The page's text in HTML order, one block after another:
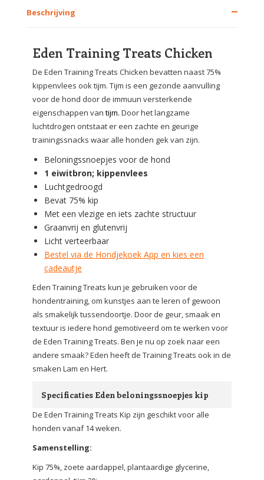
Beschrijving
Eden Training Treats Chicken
De Eden Training Treats Chicken bevatten naast 75%
kippenvlees ook tijm. Tijm is een gezonde aanvulling
voor de hond door de immuun versterkende
eigenschappen van tijm. Door het langzame
luchtdrogen ontstaat er een zachte en geurige
trainingssnacks waar alle honden gek van zijn.
Beloningssnoepjes voor de hond
1 eiwitbron; kippenvlees
Luchtgedroogd
Bevat 75% kip
Met een vlezige en iets zachte structuur
Graanvrij en glutenvrij
Licht verteerbaar
Bestel via de Hondjekoek App en kies een
cadeautje
Eden Training Treats kun je gebruiken voor de
hondentraining, om kunstjes aan te leren of gewoon
als smakelijk tussendoortje. Door de geur, smaak en
textuur is iedere hond gemotiveerd om te werken voor
de Eden Training Treats. Ben je nu op zoek naar een
andere smaak? Eden heeft de Training Treats ook in de
smaken Lam en Hert.
Specificaties Eden beloningssnoepjes kip
De Eden Training Treats Kip zijn geschikt voor alle
honden vanaf 14 weken.
Samenstelling:
Kip 75%, zoete aardappel, plantaardige glycerine,